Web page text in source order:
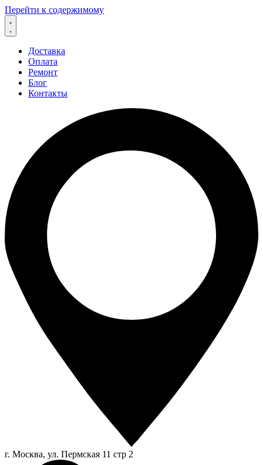
Перейти к содержимому
Доставка
Оплата
Ремонт
Блог
Контакты
г. Москва, ул. Пермская 11 стр 2